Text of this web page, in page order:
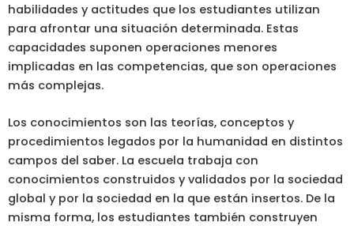
habilidades y actitudes que los estudiantes utilizan
para afrontar una situación determinada. Estas
capacidades suponen operaciones menores
implicadas en las competencias, que son operaciones
más complejas.
Los conocimientos son las teorías, conceptos y
procedimientos legados por la humanidad en distintos
campos del saber. La escuela trabaja con
conocimientos construidos y validados por la sociedad
global y por la sociedad en la que están insertos. De la
misma forma, los estudiantes también construyen